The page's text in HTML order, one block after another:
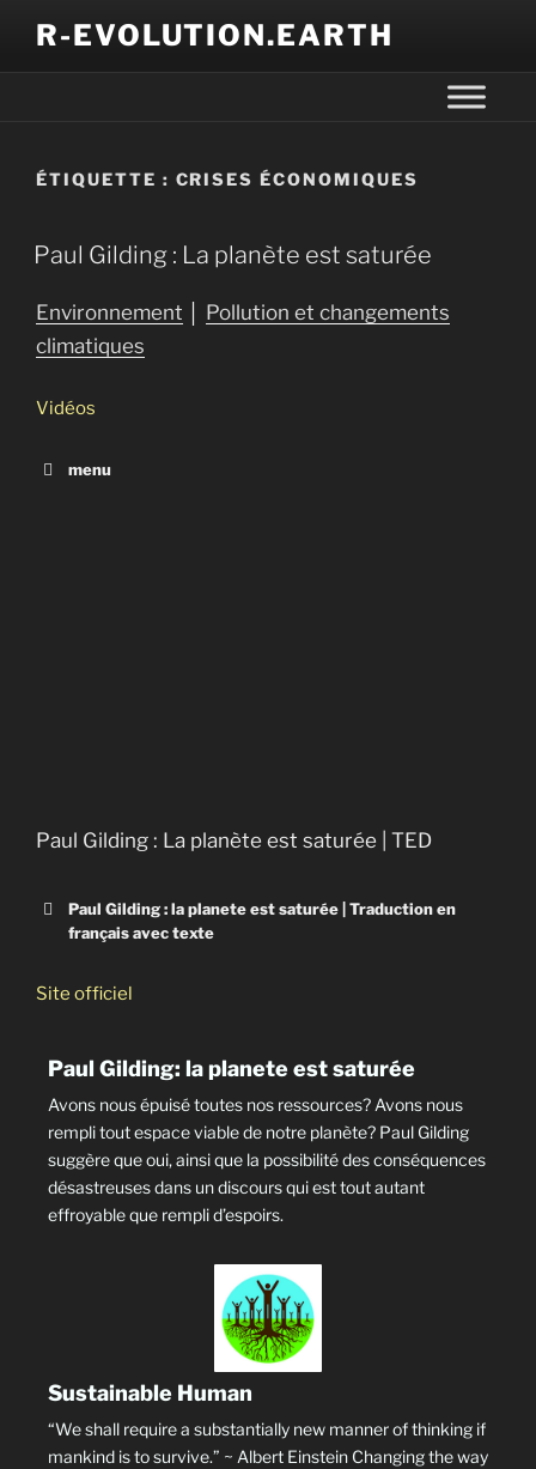
R-EVOLUTION.EARTH
ÉTIQUETTE : CRISES ÉCONOMIQUES
Paul Gilding : La planète est saturée
Environnement
Pollution et changements
climatiques
Vidéos
menu
Paul Gilding : La planète est saturée | TED
Paul Gilding : la planete est saturée | Traduction en
français avec texte
Site officiel
Paul Gilding: la planete est saturée
Avons nous épuisé toutes nos ressources? Avons nous
rempli tout espace viable de notre planète? Paul Gilding
suggère que oui, ainsi que la possibilité des conséquences
désastreuses dans un discours qui est tout autant
effroyable que rempli d’espoirs.
Sustainable Human
“We shall require a substantially new manner of thinking if
mankind is to survive.” ~ Albert Einstein Changing the way